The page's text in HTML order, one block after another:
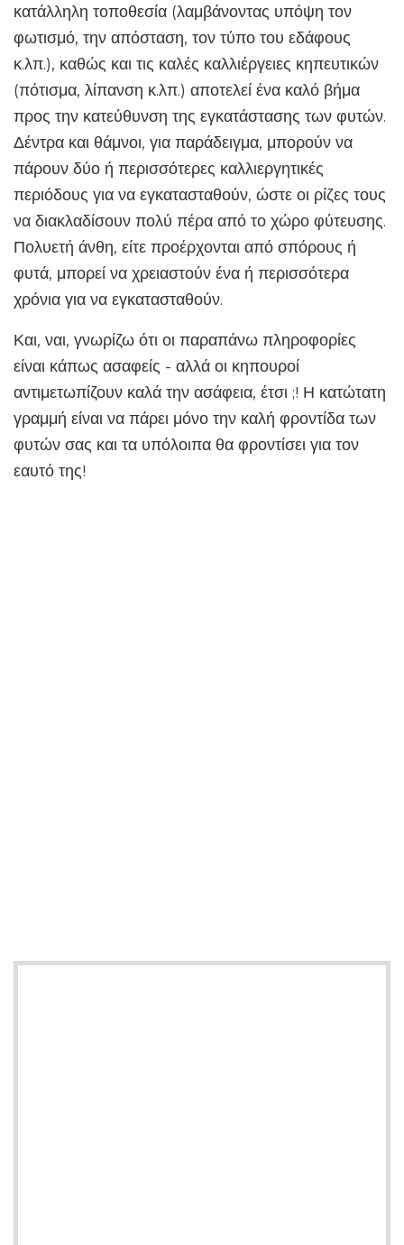
κατάλληλη τοποθεσία (λαμβάνοντας υπόψη τον
φωτισμό, την απόσταση, τον τύπο του εδάφους
κ.λπ.), καθώς και τις καλές καλλιέργειες κηπευτικών
(πότισμα, λίπανση κ.λπ.) αποτελεί ένα καλό βήμα
προς την κατεύθυνση της εγκατάστασης των φυτών.
Δέντρα και θάμνοι, για παράδειγμα, μπορούν να
πάρουν δύο ή περισσότερες καλλιεργητικές
περιόδους για να εγκατασταθούν, ώστε οι ρίζες τους
να διακλαδίσουν πολύ πέρα ​​από το χώρο φύτευσης.
Πολυετή άνθη, είτε προέρχονται από σπόρους ή
φυτά, μπορεί να χρειαστούν ένα ή περισσότερα
χρόνια για να εγκατασταθούν.
Και, ναι, γνωρίζω ότι οι παραπάνω πληροφορίες
είναι κάπως ασαφείς - αλλά οι κηπουροί
αντιμετωπίζουν καλά την ασάφεια, έτσι ;! Η κατώτατη
γραμμή είναι να πάρει μόνο την καλή φροντίδα των
φυτών σας και τα υπόλοιπα θα φροντίσει για τον
εαυτό της!